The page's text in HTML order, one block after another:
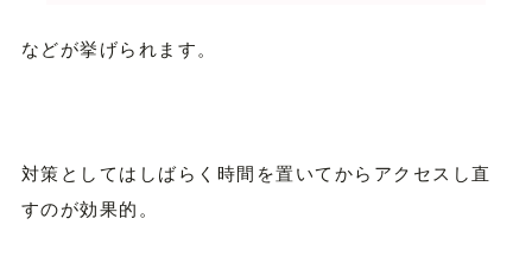
などが挙げられます。
対策としてはしばらく時間を置いてからアクセスし直
すのが効果的。